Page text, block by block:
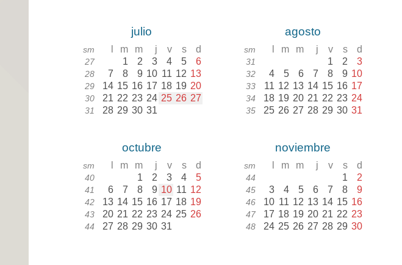
julio
sm m m j v s d
27 1 2 3 4 5 6
28 7 8 9 10 11 12 13
29 14 15 16 17 18 19 20
30 21 22 23 24 25 26 27
31 28 29 30 31
agosto
sm m m j v s d
31 1 2 3
32 4 5 6 7 8 9 10
33 11 12 13 14 15 16 17
34 18 19 20 21 22 23 24
35 25 26 27 28 29 30 31
octubre
sm m m j v s d
40 1 2 3 4 5
41 6 7 8 9 10 11 12
42 13 14 15 16 17 18 19
43 20 21 22 23 24 25 26
44 27 28 29 30 31
noviembre
sm m m j v s d
44 1 2
45 3 4 5 6 7 8 9
46 10 11 12 13 14 15 16
47 17 18 19 20 21 22 23
48 24 25 26 27 28 29 30